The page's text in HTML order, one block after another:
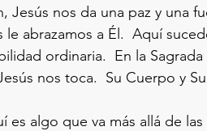
Jesús nos da una paz y una
abrazamos a Él.  Aquí
ordinaria.  En la
nos toca.  Su Cuerpo y
es algo que va más allá de